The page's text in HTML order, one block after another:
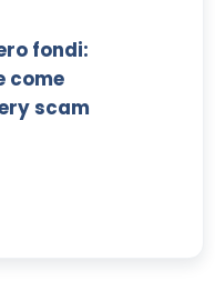
fondi:
come
scam